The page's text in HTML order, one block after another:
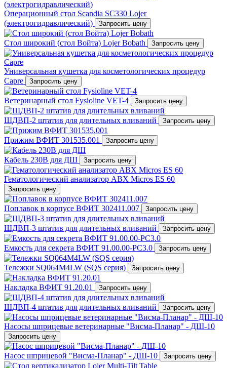
Операционный стол Scandia SC330 Lojer
(электрогидравлический)
Запросить цену
Стол широкий (стол Войта) Lojer Bobath Запросить цену
Универсальная кушетка для косметологических процедур
Capre
Запросить цену
Ветеринарный стол Fysioline VET-4 Запросить цену
ШДВП-2 штатив для длительных вливаний Запросить цену
Прижим ВФИТ 301535.001 Запросить цену
Кабель 230В для ДШ Запросить цену
Гематологический анализатор ABX Micros ES 60
Запросить цену
Поплавок в корпусе ВФИТ 302411.007 Запросить цену
ШДВП-3 штатив для длительных вливаний Запросить цену
Емкость для секрета ВФИТ 91.00.00-РС3.0 Запросить цену
Тележки SQ064M4LW (SQS серия) Запросить цену
Накладка ВФИТ 91.20.01 Запросить цену
ШДВП-4 штатив для длительных вливаний Запросить цену
Насосы шприцевые ветеринарные "Висма-Планар" - ДШ-10
Запросить цену
Насос шприцевой "Висма-Планар" - ДШ-10 Запросить цену